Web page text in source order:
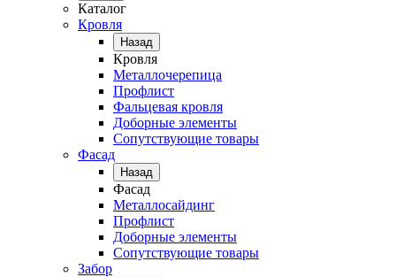
Каталог
Кровля
Назад
Кровля
Металлочерепица
Профлист
Фальцевая кровля
Доборные элементы
Сопутствующие товары
Фасад
Назад
Фасад
Металлосайдинг
Профлист
Доборные элементы
Сопутствующие товары
Забор